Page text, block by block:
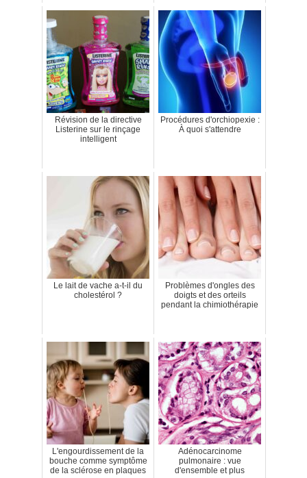
Révision de la directive
Listerine sur le rinçage
intelligent
Procédures d'orchiopexie :
À quoi s'attendre
Le lait de vache a-t-il du
cholestérol ?
Problèmes d'ongles des
doigts et des orteils
pendant la chimiothérapie
L'engourdissement de la
bouche comme symptôme
de la sclérose en plaques
Adénocarcinome
pulmonaire : vue
d'ensemble et plus